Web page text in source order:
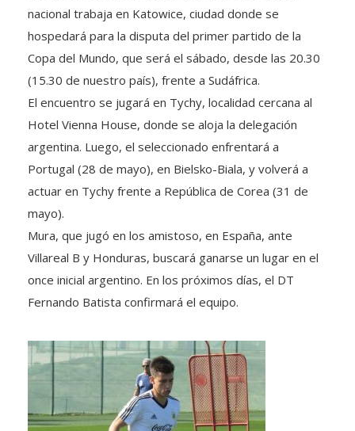
nacional trabaja en Katowice, ciudad donde se
hospedará para la disputa del primer partido de la
Copa del Mundo, que será el sábado, desde las 20.30
(15.30 de nuestro país), frente a Sudáfrica.
El encuentro se jugará en Tychy, localidad cercana al
Hotel Vienna House, donde se aloja la delegación
argentina. Luego, el seleccionado enfrentará a
Portugal (28 de mayo), en Bielsko-Biala, y volverá a
actuar en Tychy frente a República de Corea (31 de
mayo).
Mura, que jugó en los amistoso, en España, ante
Villareal B y Honduras, buscará ganarse un lugar en el
once inicial argentino. En los próximos días, el DT
Fernando Batista confirmará el equipo.